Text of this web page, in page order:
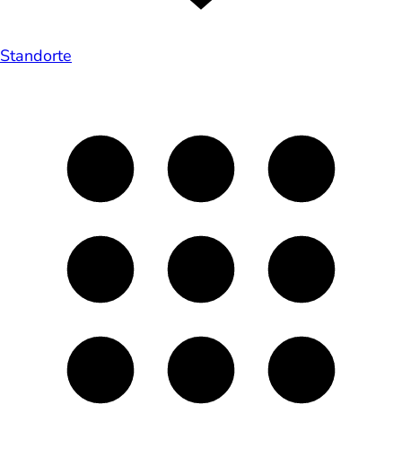
Standorte